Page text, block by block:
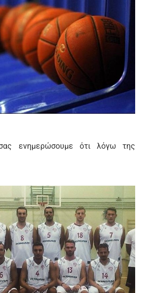
ενημερώσουμε ότι λόγω της